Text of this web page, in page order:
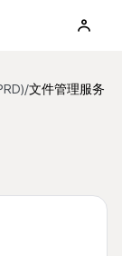
/文件管理服务